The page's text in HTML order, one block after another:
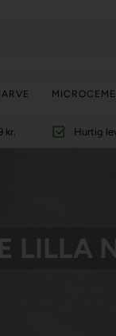
kr. Hurtig
LILLA